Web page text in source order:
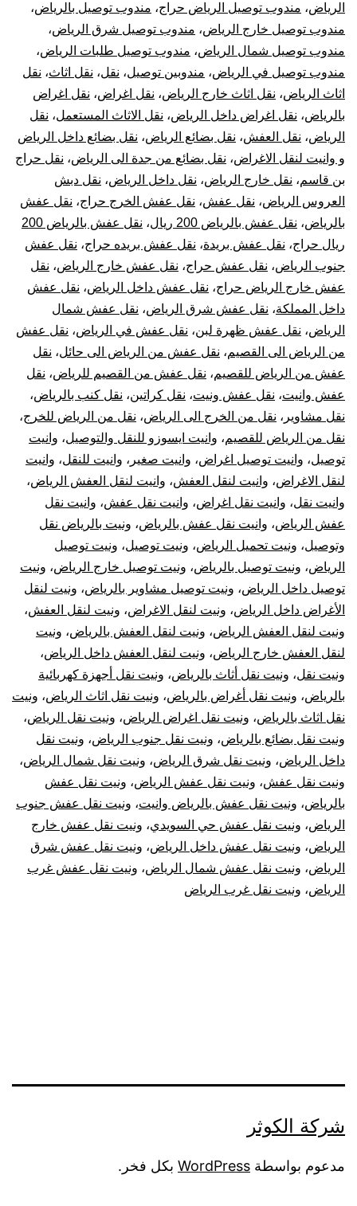
الرياض، مندوب توصيل الرياض حراج، مندوب توصيل بالرياض،
مندوب توصيل خارج الرياض، مندوب توصيل شرق الرياض،
مندوب توصيل شمال الرياض، مندوب توصيل طلبات الرياض،
مندوب توصيل في الرياض، مندوبين توصيل، نقل، نقل اثاث، نقل
اثاث الرياض، نقل اثاث خارج الرياض، نقل اغراض، نقل اغراض
بالرياض، نقل اغراض داخل الرياض، نقل الاثاث المستعمل، نقل
الرياض، نقل العفش، نقل بضائع الرياض، نقل بضائع داخل الرياض
و وانيت لنقل الاغراض، نقل بضائع من جدة الى الرياض، نقل حراج
بن قاسم، نقل خارج الرياض، نقل داخل الرياض، نقل دبش
العروس الرياض، نقل عفش، نقل عفش الخرج حراج، نقل عفش
بالرياض، نقل عفش بالرياض 200 ريال ،
نقل عفش بالرياض 200
ريال حراج، نقل عفش بريدة، نقل عفش بريده حراج، نقل عفش
جنوب الرياض، نقل عفش حراج، نقل عفش خارج الرياض، نقل
عفش خارج الرياض حراج، نقل عفش داخل الرياض، نقل عفش
داخل المملكة، نقل عفش شرق الرياض، نقل عفش شمال
الرياض، نقل عفش ظهرة لبن، نقل عفش في الرياض، نقل عفش
من الرياض الى القصيم، نقل عفش من الرياض الى حائل، نقل
عفش من الرياض للقصيم، نقل عفش من القصيم للرياض، نقل
عفش وانيت، نقل عفش ونيت، نقل كراتين، نقل كنب بالرياض،
نقل مشاوير ، نقل من الخرج الى الرياض، نقل من الرياض للخرج،
نقل من الرياض للقصيم، وانيت ايسوزو للنقل والتوصيل، وانيت
توصيل، وانيت توصيل اغراض، وانيت صغير ، وانيت للنقل، وانيت
لنقل الاغراض، وانيت لنقل العفش، وانيت لنقل العفش الرياض،
وانيت نقل، وانيت نقل اغراض، وانيت نقل عفش، وانيت نقل
عفش الرياض، وانيت نقل عفش بالرياض، ونيت بالرياض نقل
وتوصيل، ونيت تحميل الرياض، ونيت توصيل، ونيت توصيل
الرياض، ونيت توصيل بالرياض، ونيت توصيل خارج الرياض، ونيت
توصيل داخل الرياض، ونيت توصيل مشاوير بالرياض، ونيت لنقل
الأغراض داخل الرياض، ونيت لنقل الاغراض، ونيت لنقل العفش،
ونيت لنقل العفش الرياض، ونيت لنقل العفش بالرياض، ونيت
لنقل العفش خارج الرياض، ونيت لنقل العفش داخل الرياض،
ونيت نقل، ونيت نقل أثاث بالرياض، ونيت نقل أجهزة كهربائية
بالرياض، ونيت نقل أغراض بالرياض، ونيت نقل اثاث الرياض، ونيت
نقل اثاث بالرياض، ونيت نقل اغراض الرياض، ونيت نقل الرياض،
ونيت نقل بضائع بالرياض، ونيت نقل جنوب الرياض، ونيت نقل
داخل الرياض، ونيت نقل شرق الرياض، ونيت نقل شمال الرياض،
ونيت نقل عفش، ونيت نقل عفش الرياض، ونيت نقل عفش
بالرياض، ونيت نقل عفش بالرياض وانيت، ونيت نقل عفش جنوب
الرياض، ونيت نقل عفش حي السويدي، ونيت نقل عفش خارج
الرياض، ونيت نقل عفش داخل الرياض، ونيت نقل عفش شرق
الرياض، ونيت نقل عفش شمال الرياض، ونيت نقل عفش غرب
الرياض، ونيت نقل غرب الرياض
شركة الكوثر
مدعوم بواسطة WordPress بكل فخر.